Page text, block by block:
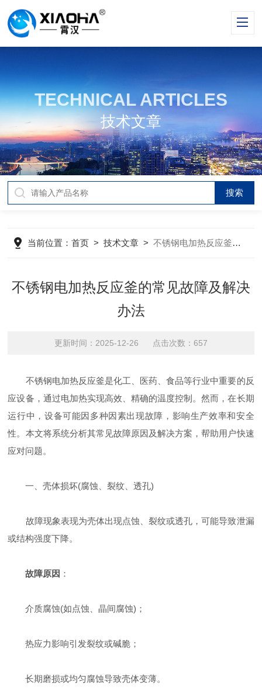
TECHNICAL ARTICLES
技术文章
当前位置：首页 >技术文章 >不锈钢电加热反应釜的常见故障及解决办法
不锈钢电加热反应釜的常见故障及解决
办法
更新时间：2025-12-26 点击次数：657
不锈钢电加热反应釜是化工、医药、食品等行业中重要的反
应设备，通过电加热实现高效、精确的温度控制。然而，在长期
运行中，设备可能因多种因素出现故障，影响生产效率和安全
性。本文将系统分析其常见故障原因及解决方案，帮助用户快速
应对问题。
一、壳体损坏(腐蚀、裂纹、透孔)
故障现象表现为壳体出现点蚀、裂纹或透孔，可能导致泄漏
或结构强度下降。
故障原因 ：
介质腐蚀(如点蚀、晶间腐蚀)；
热应力影响引发裂纹或碱脆；
长期磨损或均匀腐蚀导致壳体变薄。